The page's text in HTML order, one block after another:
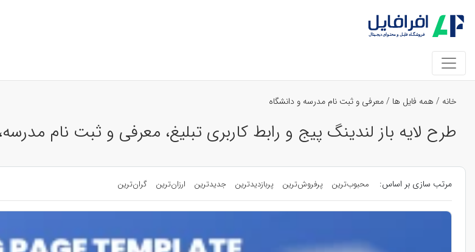
خانه / همه فایل ها /معرفی و ثبت نام مدرسه و دانشگاه
طرح لایه باز لندینگ پیج و رابط کاربری تبلیغ، معرفی و ثبت نام
مرتب سازی بر اساس: محبوب‌ترین پرفروش‌ترین پربازدیدترین جدیدترین ارزان‌ترین گران‌ترین